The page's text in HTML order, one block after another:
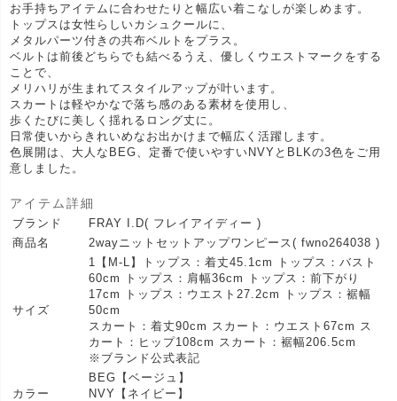
お手持ちアイテムに合わせたりと幅広い着こなしが楽しめます。
トップスは女性らしいカシュクールに、
メタルパーツ付きの共布ベルトをプラス。
ベルトは前後どちらでも結べるうえ、優しくウエストマークをする
ことで、
メリハリが生まれてスタイルアップが叶います。
スカートは軽やかなで落ち感のある素材を使用し、
歩くたびに美しく揺れるロング丈に。
日常使いからきれいめなお出かけまで幅広く活躍します。
色展開は、大人なBEG、定番で使いやすいNVYとBLKの3色をご用
意しました。
アイテム詳細
ブランド
FRAY I.D( フレイアイディー )
商品名
2wayニットセットアップワンピース( fwno264038 )
サイズ
1【M-L】トップス：着丈45.1cm トップス：バスト
60cm トップス：肩幅36cm トップス：前下がり
17cm トップス：ウエスト27.2cm トップス：裾幅
50cm
スカート：着丈90cm スカート：ウエスト67cm ス
カート：ヒップ108cm スカート：裾幅206.5cm
※ブランド公式表記
カラー
BEG【ベージュ】
NVY【ネイビー】